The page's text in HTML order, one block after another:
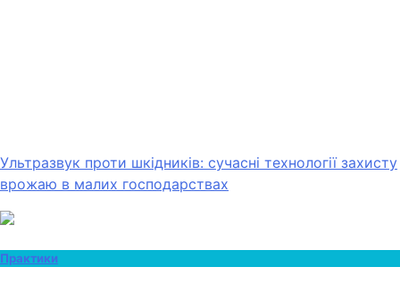
Ультразвук проти шкідників: сучасні технології захисту
врожаю в малих господарствах
Практики